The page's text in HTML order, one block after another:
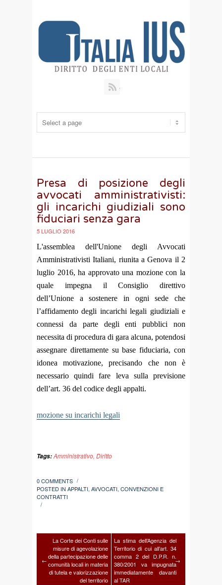
Presa di posizione degli
avvocati amministrativisti:
gli incarichi giudiziali sono
fiduciari senza gara
5 LUGLIO 2016
L'assemblea dell'Unione degli Avvocati
Amministrativisti Italiani, riunita a Genova il 2
luglio 2016, ha approvato una mozione con la
quale impegna il Consiglio direttivo
dell’Unione a sostenere in ogni sede che
l’affidamento degli incarichi legali giudiziali e
connessi da parte degli enti pubblici non
necessita di procedura di gara alcuna, potendosi
assegnare direttamente su base fiduciaria, con
idonea motivazione, precisando che non è
necessario quindi fare leva sulla previsione
dell’art. 36 del codice degli appalti.
mozione su incarichi legali
Tags:Amministrativo, Diritto
0 COMMENTS /
POSTED IN APPALTI,AVVOCATI,CONVENZIONI E
CONTRATTI
/
←
La Corte dei Conti sulle
misure di agevolazione
della partecipazione delle
comunità locali in materia
di tutela e valorizzazione
del territorio
La stima dell’Agenzia del
Territorio di cui all’art. 34
comma 2 del D.P.R. n.
380/2001 va impugnata
immediatamente davanti
al TAR
→